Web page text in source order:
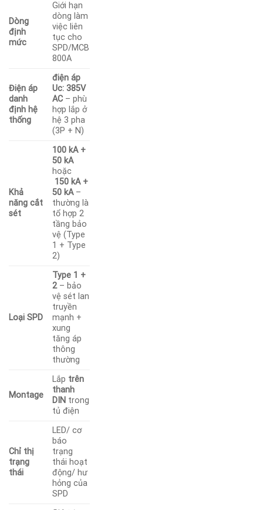
Dòng
định
mức
Giới hạn
dòng làm
việc liên
tục cho
SPD/MCB
800A
Điện áp
danh
định hệ
thống
điện áp
Uc: 385V
AC – phù
hợp lắp ở
hệ 3 pha
(3P + N)
Khả
năng cắt
sét
100 kA +
50 kA
hoặc
150 kA +
50 kA–
thường là
tổ hợp 2
tầng bảo
vệ (Type
1 + Type
2)
Loại SPD
Type 1 +
2– bảo
vệ sét lan
truyền
mạnh +
xung
tăng áp
thông
thường
Montage
Lắp trên
thanh
DIN trong
tủ điện
Chỉ thị
trạng
thái
LED/ cơ
báo
trạng
thái hoạt
động/ hư
hỏng của
SPD